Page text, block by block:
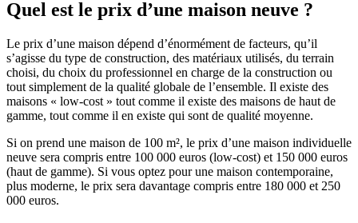
Quel est le prix d’une maison neuve ?
Le prix d’une maison dépend d’énormément de facteurs, qu’il
s’agisse du type de construction, des matériaux utilisés, du terrain
choisi, du choix du professionnel en charge de la construction ou
tout simplement de la qualité globale de l’ensemble. Il existe des
maisons « low-cost » tout comme il existe des maisons de haut de
gamme, tout comme il en existe qui sont de qualité moyenne.
Si on prend une maison de 100 m², le prix d’une maison individuelle
neuve sera compris entre 100 000 euros (low-cost) et 150 000 euros
(haut de gamme). Si vous optez pour une maison contemporaine,
plus moderne, le prix sera davantage compris entre 180 000 et 250
000 euros.